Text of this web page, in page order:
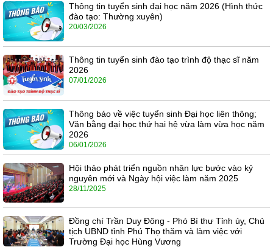
Thông tin tuyển sinh đại học năm 2026 (Hình thức
đào tạo: Thường xuyên)
20/03/2026
Thông tin tuyển sinh đào tạo trình độ thạc sĩ năm
2026
07/01/2026
Thông báo về việc tuyển sinh Đại học liên thông;
Văn bằng đại học thứ hai hệ vừa làm vừa học năm
2026
06/01/2026
Hội thảo phát triển nguồn nhân lực bước vào kỷ
nguyên mới và Ngày hội việc làm năm 2025
28/11/2025
Đồng chí Trần Duy Đông - Phó Bí thư Tỉnh ủy, Chủ
tịch UBND tỉnh Phú Thọ thăm và làm việc với
Trường Đại học Hùng Vương